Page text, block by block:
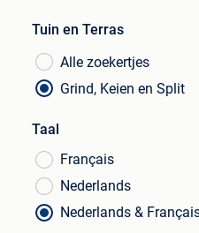
Tuin en Terras
Alle zoekertjes
Grind, Keien en Split
Taal
Français
Nederlands
Nederlands &